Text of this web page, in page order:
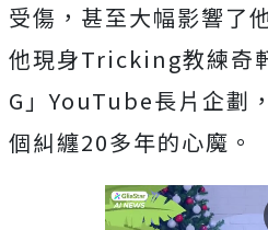
受傷， 甚至大幅影響了
他現身Tricking教練奇
G」YouTube長片企劃，
個糾纏20多年的心魔。